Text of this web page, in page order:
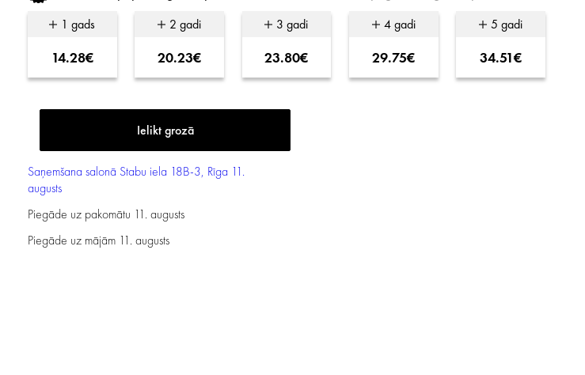
1 gads
14.28€
2 gadi
20.23€
3 gadi
23.80€
4 gadi
29.75€
5 gadi
34.51€
Saņemšana salonā Stabu iela 18B-3, Rīga 11.
augusts
Piegāde uz pakomātu 11. augusts
Piegāde uz mājām 11. augusts